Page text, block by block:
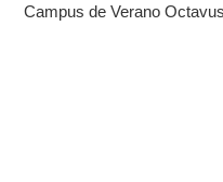
Campus de Verano